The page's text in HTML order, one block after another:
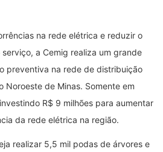
na rede elétrica e reduzir o
a Cemig realiza um grande
preventiva na rede de distribuição
Noroeste de Minas. Somente em
R$ 9 milhões para aumentar
da rede elétrica na região.
realizar 5,5 mil podas de árvores e